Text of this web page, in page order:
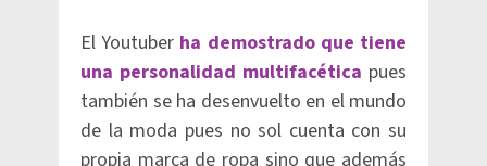
El Youtuber ha demostrado que tiene
una personalidad multifacética pues
también se ha desenvuelto en el mundo
de la moda pues no sol cuenta con su
propia marca de ropa sino que además